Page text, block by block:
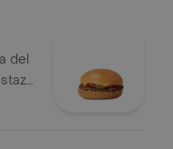
del